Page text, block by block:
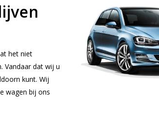
het niet
Vandaar dat wij u
kunt. Wij
wagen bij ons